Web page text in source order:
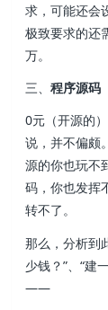
求，可能还会
极致要求的还
万。
三、程序源码
0元（开源的
说，并不偏颇
源的你也玩不
码，你也发挥
转不了。
那么，分析到
少钱？”、“建
——